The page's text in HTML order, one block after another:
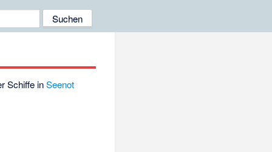
Schiffe inSeenot